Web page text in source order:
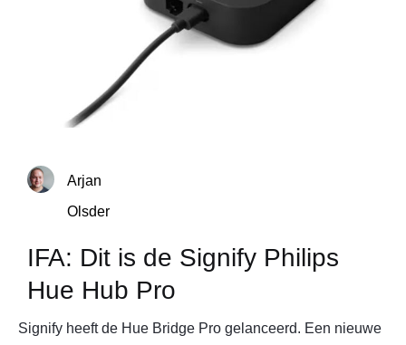
Arjan
Olsder
IFA: Dit is de Signify Philips
Hue Hub Pro
Signify heeft de Hue Bridge Pro gelanceerd. Een nieuwe